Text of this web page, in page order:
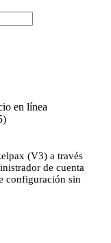
(V3) a través
de cuenta
configuración sin